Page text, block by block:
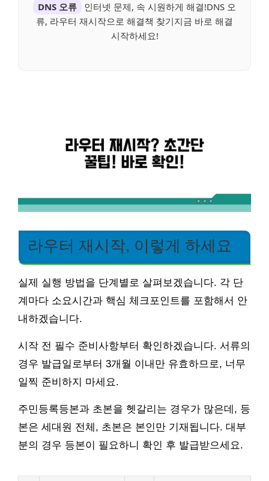
DNS 오류
인터넷 문제, 속 시원하게 해결!DNS 오
류, 라우터 재시작으로 해결책 찾기지금 바로 해결
시작하세요!
라우터 재시작, 이렇게 하세요
실제 실행 방법을 단계별로 살펴보겠습니다. 각 단
계마다 소요시간과 핵심 체크포인트를 포함해서 안
내하겠습니다.
시작 전 필수 준비사항부터 확인하겠습니다. 서류의
경우 발급일로부터 3개월 이내만 유효하므로, 너무
일찍 준비하지 마세요.
주민등록등본과 초본을 헷갈리는 경우가 많은데, 등
본은 세대원 전체, 초본은 본인만 기재됩니다. 대부
분의 경우 등본이 필요하니 확인 후 발급받으세요.